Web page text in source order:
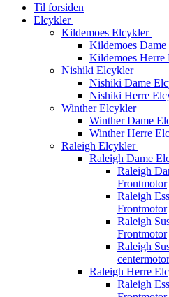
Til forsiden
Elcykler
Kildemoes Elcykler
Kildemoes
Kildemoes Herre
Nishiki Elcykler
Nishiki Dame
Nishiki Herre
Winther Elcykler
Winther Dame
Winther Herre
Raleigh Elcykler
Raleigh Dame
Raleigh
Frontmotor
Raleigh
Frontmotor
Raleigh
Frontmotor
Raleigh
centermotor
Raleigh Herre
Raleigh